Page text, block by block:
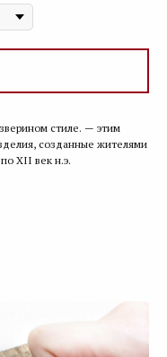
стиле. — этим
созданные жителями
XII век н.э.